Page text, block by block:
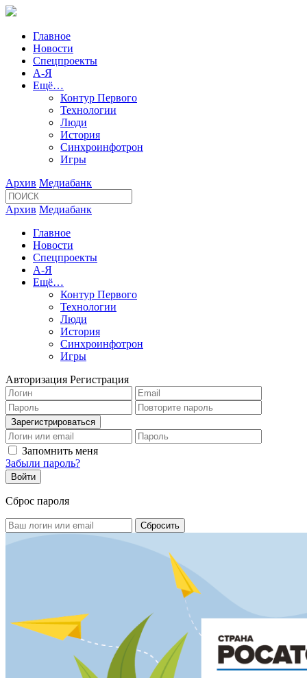
Главное
Новости
Спецпроекты
А-Я
Ещё…
Контур Первого
Технологии
Люди
История
Синхроинфотрон
Игры
Архив Медиабанк
Архив Медиабанк
Главное
Новости
Спецпроекты
А-Я
Ещё…
Контур Первого
Технологии
Люди
История
Синхроинфотрон
Игры
Авторизация Регистрация
Запомнить меня
Забыли пароль?
Сброс пароля